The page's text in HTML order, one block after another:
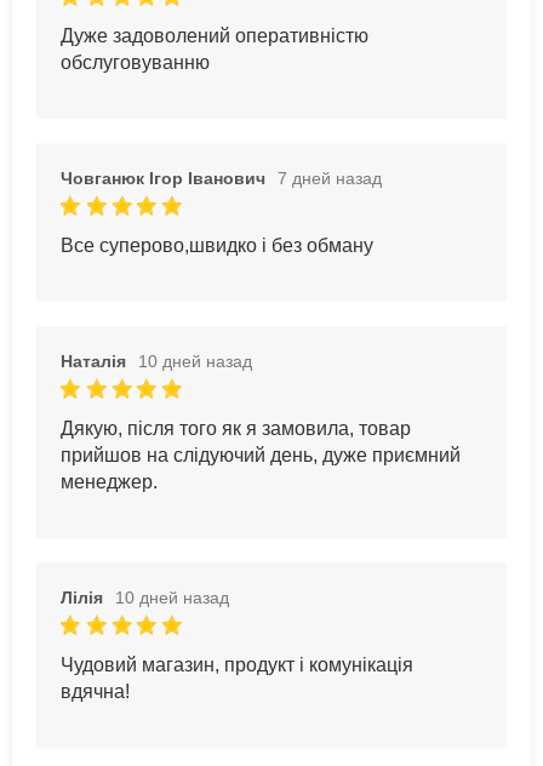
Дуже задоволений оперативністю
обслуговуванню
Човганюк Ігор Іванович 7 дней назад
Все суперово,швидко і без обману
Наталія 10 дней назад
Дякую, після того як я замовила, товар
прийшов на слідуючий день, дуже приємний
менеджер.
Лілія 10 дней назад
Чудовий магазин, продукт і комунікація
вдячна!